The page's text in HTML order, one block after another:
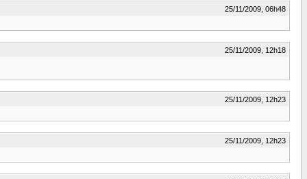
25/11/2009, 06h48
25/11/2009, 12h18
25/11/2009, 12h23
25/11/2009, 12h23